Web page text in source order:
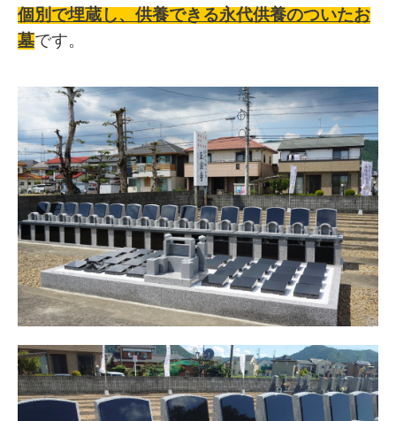
個別で埋蔵し、供養できる永代供養のついたお
墓です。